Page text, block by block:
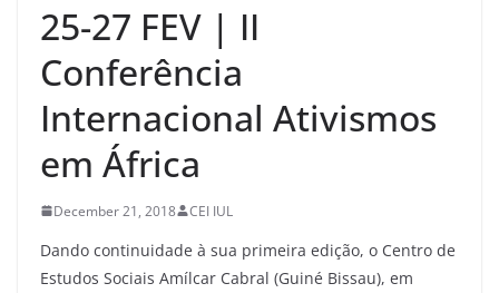
25-27 FEV | II
Conferência
Internacional Ativismos
em África
December 21, 2018 CEI IUL
Dando continuidade à sua primeira edição, o Centro de
Estudos Sociais Amílcar Cabral (Guiné Bissau), em